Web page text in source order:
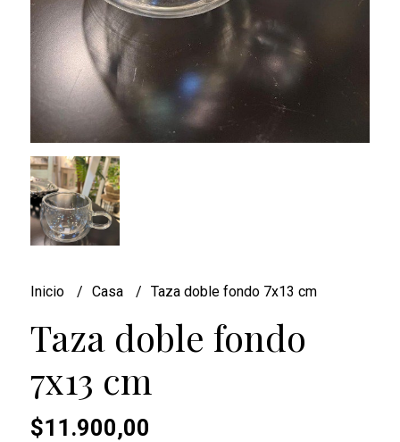
Inicio Casa Taza doble fondo 7x13 cm
Taza doble fondo
7x13 cm
$11.900,00